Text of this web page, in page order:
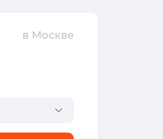
в Москве